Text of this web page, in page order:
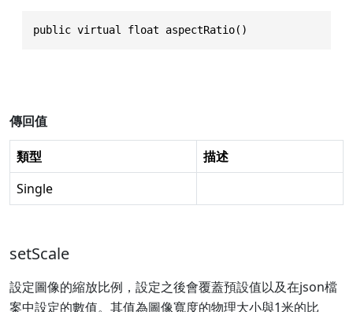
public virtual float aspectRatio()
傳回值
類型
描述
Single
setScale
設定圖像的縮放比例，設定之後會覆蓋預設值以及在json檔
案中設定的數值。其值為圖像寬度的物理大小與1米的比